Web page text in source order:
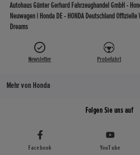
Autohaus Günter Gerhard Fahrzeughandel GmbH -
Neuwagen | Honda DE - HONDA Deutschland
Dreams
Newsletter Probefahrt
Mehr von Honda
Folgen Sie uns auf
Facebook YouTube